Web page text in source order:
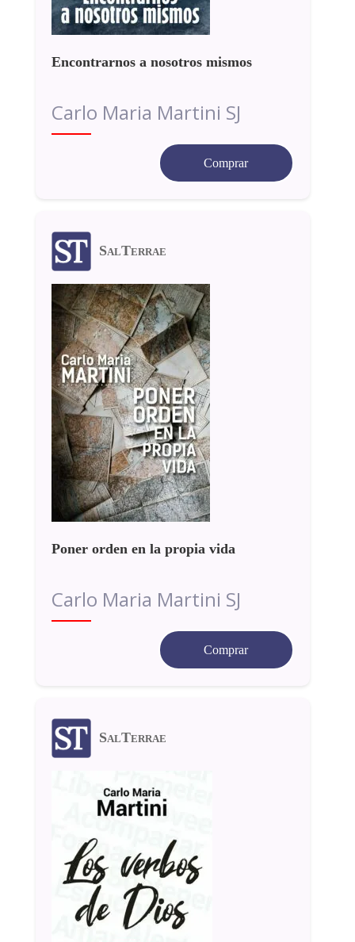
Encontrarnos a nosotros mismos
Carlo Maria Martini SJ
Comprar
SalTerrae
Poner orden en la propia vida
Carlo Maria Martini SJ
Comprar
SalTerrae